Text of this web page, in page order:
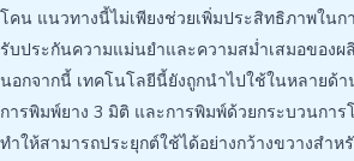
โคน แนวทางนี้ไม่เพียงช่วยเพิ่มประสิทธิภาพใน
รับประกันความแม่นยำและความสม่ำเสมอของ
นอกจากนี้ เทคโนโลยีนี้ยังถูกนำไปใช้ในหลายด้า
การพิมพ์ยาง 3 มิติ และการพิมพ์ด้วยกระบวนการ
ทำให้สามารถประยุกต์ใช้ได้อย่างกว้างขวางสำ